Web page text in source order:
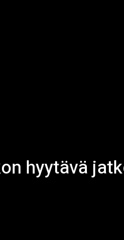
hyytävä